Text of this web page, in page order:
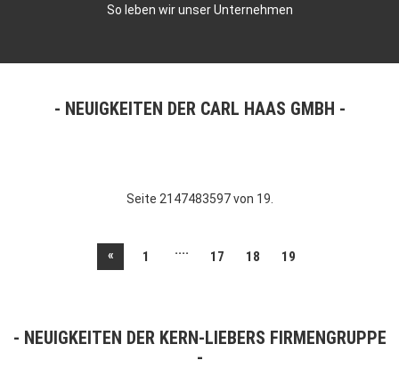
So leben wir unser Unternehmen
NEUIGKEITEN DER CARL HAAS GMBH
Seite 2147483597 von 19.
« 1 .... 17 18 19
NEUIGKEITEN DER KERN-LIEBERS FIRMENGRUPPE